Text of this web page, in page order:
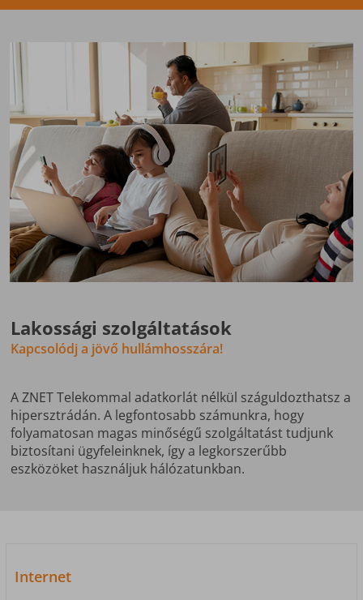
Lakossági szolgáltatások
Kapcsolódj a jövő hullámhosszára!
A ZNET Telekommal adatkorlát nélkül száguldozthatsz a
hipersztrádán. A legfontosabb számunkra, hogy
folyamatosan magas minőségű szolgáltatást tudjunk
biztosítani ügyfeleinknek, így a legkorszerűbb
eszközöket használjuk hálózatunkban.
Internet